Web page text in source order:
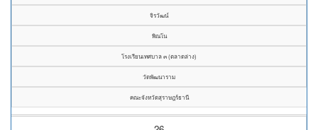
จิรวัฒน์
พิณโน
โรงเรียนเทศบาล ๓ (ตลาดล่าง)
วัดพัฒนาราม
คณะจังหวัดสุราษฎร์ธานี